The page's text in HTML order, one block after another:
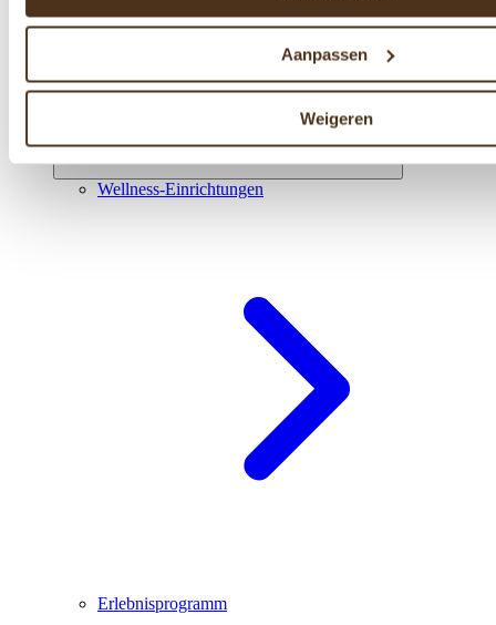
Aanpassen
Weigeren
Wellness-Einrichtungen
Erlebnisprogramm